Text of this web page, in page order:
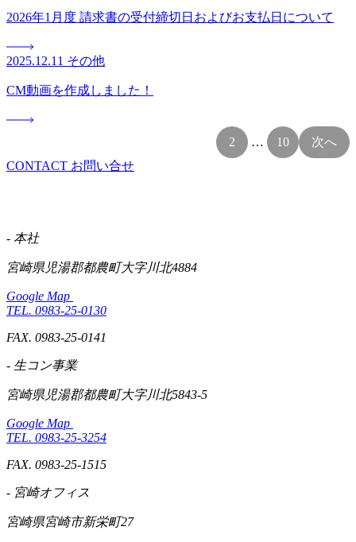
2026年1月度 請求書の受付締切日およびお支払日について
2025.12.11 その他
CM動画を作成しました！
2 … 10
次へ
CONTACT お問い合せ
- 本社
宮崎県児湯郡都農町大字川北4884
Google Map
TEL. 0983-25-0130
FAX. 0983-25-0141
- 生コン事業
宮崎県児湯郡都農町大字川北5843-5
Google Map
TEL. 0983-25-3254
FAX. 0983-25-1515
- 宮崎オフィス
宮崎県宮崎市新栄町27